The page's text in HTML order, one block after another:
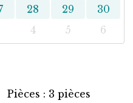
28 29
30
4 5 6
Pièces 3 pièces